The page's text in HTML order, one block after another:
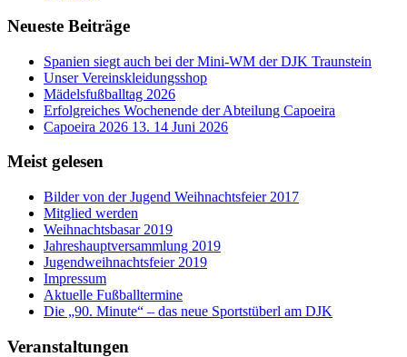
Neueste Beiträge
Spanien siegt auch bei der Mini-WM der DJK Traunstein
Unser Vereinskleidungsshop
Mädelsfußballtag 2026
Erfolgreiches Wochenende der Abteilung Capoeira
Capoeira 2026 13. 14 Juni 2026
Meist gelesen
Bilder von der Jugend Weihnachtsfeier 2017
Mitglied werden
Weihnachtsbasar 2019
Jahreshauptversammlung 2019
Jugendweihnachtsfeier 2019
Impressum
Aktuelle Fußballtermine
Die „90. Minute“ – das neue Sportstüberl am DJK
Veranstaltungen